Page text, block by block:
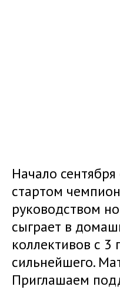
Начало
стартом
руководством
сыграет в
коллективов с
сильнейшего.
Приглашаем